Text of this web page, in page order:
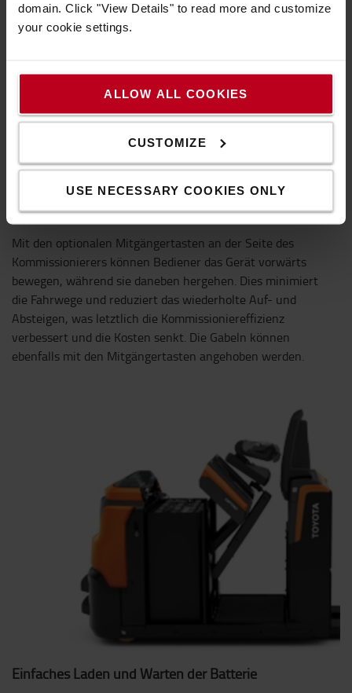
domain. Click "View Details" to read more and customize
your cookie settings.
ALLOW ALL COOKIES
CUSTOMIZE
USE NECESSARY COOKIES ONLY
Mitgängertasten für Antrieb und Hub
Mit den optionalen Mitgängertasten an der Seite des
Kommissionierers können Bediener das Gerät vorwärts
bewegen, während sie daneben hergehen. Dies minimiert
die Fahrwege und reduziert das wiederholte Auf- und
Absteigen, was letztlich die Kommissioniereffizienz
verbessert und die Kosten senkt. Die Gabeln können
ebenfalls mit den Mitgängertasten angehoben werden.
Einfaches Laden und Warten der Batterie